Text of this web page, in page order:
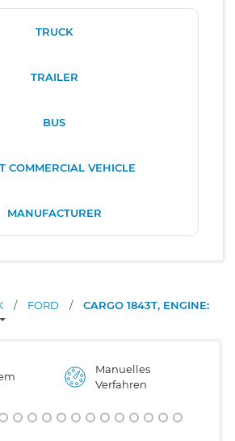
TRUCK
TRAILER
BUS
COMMERCIAL VEHICLE
MANUFACTURER
/ FORD /
CARGO 1843T, ENGINE:
Manuelles
Verfahren